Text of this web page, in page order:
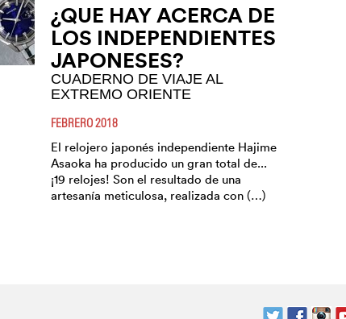
¿QUE HAY ACERCA DE
LOS INDEPENDIENTES
JAPONESES?
CUADERNO DE VIAJE AL
EXTREMO ORIENTE
FEBRERO 2018
El relojero japonés independiente Hajime
Asaoka ha producido un gran total de...
¡19 relojes! Son el resultado de una
artesanía meticulosa, realizada con (…)